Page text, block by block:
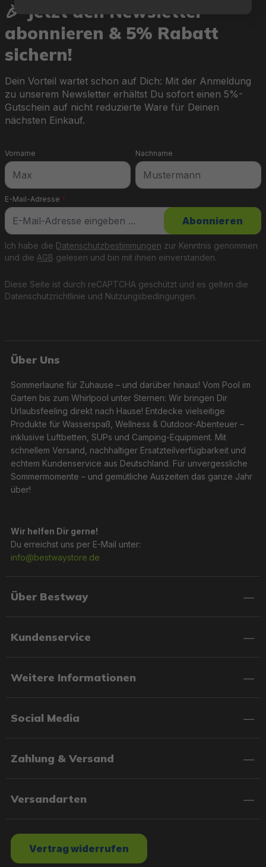
🎉 Jetzt den Newsletter
abonnieren & 5% Rabatt
sichern!
Dein Vorteil wartet schon auf Dich: Mit der Anmeldung
zu unserem Newsletter erhältst Du sofort einen 5%-
Gutschein auf nicht reduzierte Ware für Deinen
nächsten Einkauf.
E-Mail-Adresse *
Vorname Nachname
Diese Seite ist durch reCAPTCHA geschützt und es gelten die
Datenschutzrichtlinie und Nutzungsbedingungen.
Ich habe die Datenschutzbestimmungen zur Kenntnis genommen
und die AGB gelesen und bin mit ihnen einverstanden.
Abonnieren
Über Uns
Sommerlaune für Zuhause – und darüber hinaus! Vom Pool im
Garten bis zum Whirlpool unter Sternen: Wir bringen Dir
Urlaubsfeeling direkt nach Hause! Entdecke vielseitige
Produkte für Wasserspaß, Wellness & Outdoor-Abenteuer –
inklusive Luftbetten, SUPs und Camping-Equipment. Mit
schnellem Versand, nachhaltiger Ersatzteilverfügbarkeit und
echtem Kundenservice aus Deutschland. Für unvergessliche
Sommermomente – und gemütliche Auszeiten das ganze Jahr
über!
Wir helfen Dir gerne!
Du erreichst uns per E-Mail unter:
info@bestwaystore.de
Über Bestway
Kundenservice
Weitere Informationen
Social Media
Zahlung & Versand
Versandarten
Vertrag widerrufen